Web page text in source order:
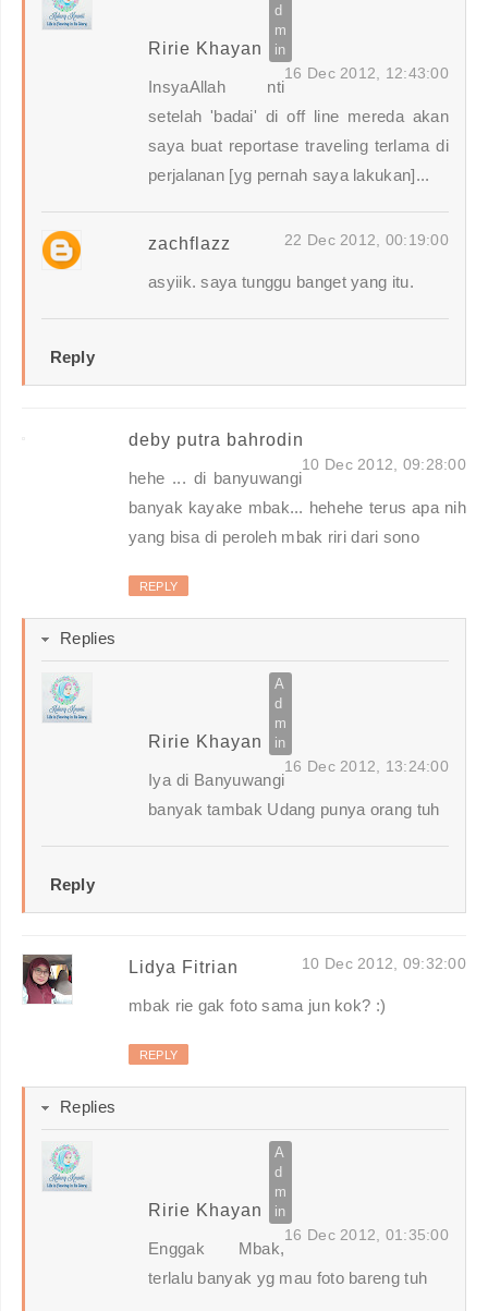
Ririe Khayan
16 Dec 2012, 12:43:00
InsyaAllah nti
setelah 'badai' di off line mereda akan
saya buat reportase traveling terlama di
perjalanan [yg pernah saya lakukan]...
zachflazz 22 Dec 2012, 00:19:00
asyiik. saya tunggu banget yang itu.
Reply
deby putra bahrodin
10 Dec 2012, 09:28:00
hehe ... di banyuwangi
banyak kayake mbak... hehehe terus apa nih
yang bisa di peroleh mbak riri dari sono
REPLY
Replies
Ririe Khayan
16 Dec 2012, 13:24:00
Iya di Banyuwangi
banyak tambak Udang punya orang tuh
Reply
Lidya Fitrian 10 Dec 2012, 09:32:00
mbak rie gak foto sama jun kok? :)
REPLY
Replies
Ririe Khayan
16 Dec 2012, 01:35:00
Enggak Mbak,
terlalu banyak yg mau foto bareng tuh